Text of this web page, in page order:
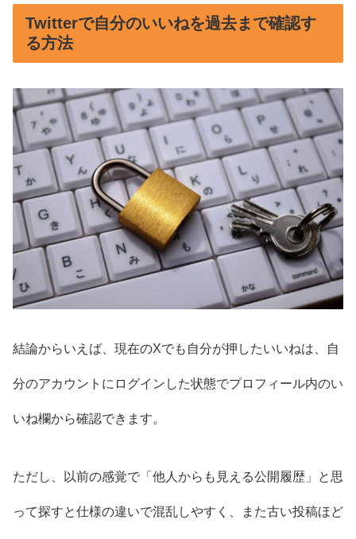
Twitterで自分のいいねを過去まで確認す
る方法
結論からいえば、現在のXでも自分が押したいいねは、自
分のアカウントにログインした状態でプロフィール内のい
いね欄から確認できます。
ただし、以前の感覚で「他人からも見える公開履歴」と思
って探すと仕様の違いで混乱しやすく、また古い投稿ほど